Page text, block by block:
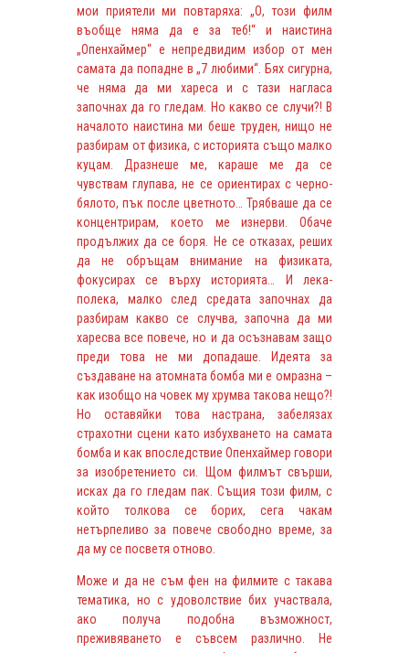
мои приятели ми повтаряха: „О, този филм
въобще няма да е за теб!“ и наистина
„Опенхаймер“ е непредвидим избор от мен
самата да попадне в „7 любими“. Бях сигурна,
че няма да ми хареса и с тази нагласа
започнах да го гледам. Но какво се случи?! В
началото наистина ми беше труден, нищо не
разбирам от физика, с историята също малко
куцам. Дразнеше ме, караше ме да се
чувствам глупава, не се ориентирах с черно-
бялото, пък после цветното… Трябваше да се
концентрирам, което ме изнерви. Обаче
продължих да се боря. Не се отказах, реших
да не обръщам внимание на физиката,
фокусирах се върху историята… И лека-
полека, малко след средата започнах да
разбирам какво се случва, започна да ми
харесва все повече, но и да осъзнавам защо
преди това не ми допадаше. Идеята за
създаване на атомната бомба ми е омразна –
как изобщо на човек му хрумва такова нещо?!
Но оставяйки това настрана, забелязах
страхотни сцени като избухването на самата
бомба и как впоследствие Опенхаймер говори
за изобретението си. Щом филмът свърши,
исках да го гледам пак. Същия този филм, с
който толкова се борих, сега чакам
нетърпеливо за повече свободно време, за
да му се посветя отново.
Може и да не съм фен на филмите с такава
тематика, но с удоволствие бих участвала,
ако получа подобна възможност,
преживяването е съвсем различно. Не